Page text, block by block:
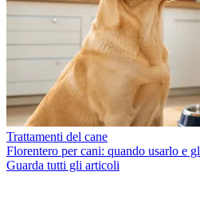
Trattamenti del cane
Florentero per cani: quando usarlo e
Guarda tutti gli articoli